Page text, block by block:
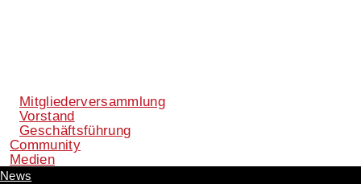
Mitgliederversammlung
Vorstand
Geschäftsführung
Community
Medien
News